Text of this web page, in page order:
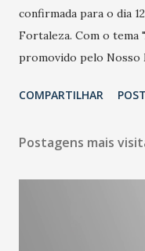
confirmada para o dia
Fortaleza. Com o tema
promovido pelo Nosso
e lideranças do
de negócios do
LinkedIn, VISA, Grupo
A nova edição chega
e consistência ganham
COMPARTILHAR
Postagens mais